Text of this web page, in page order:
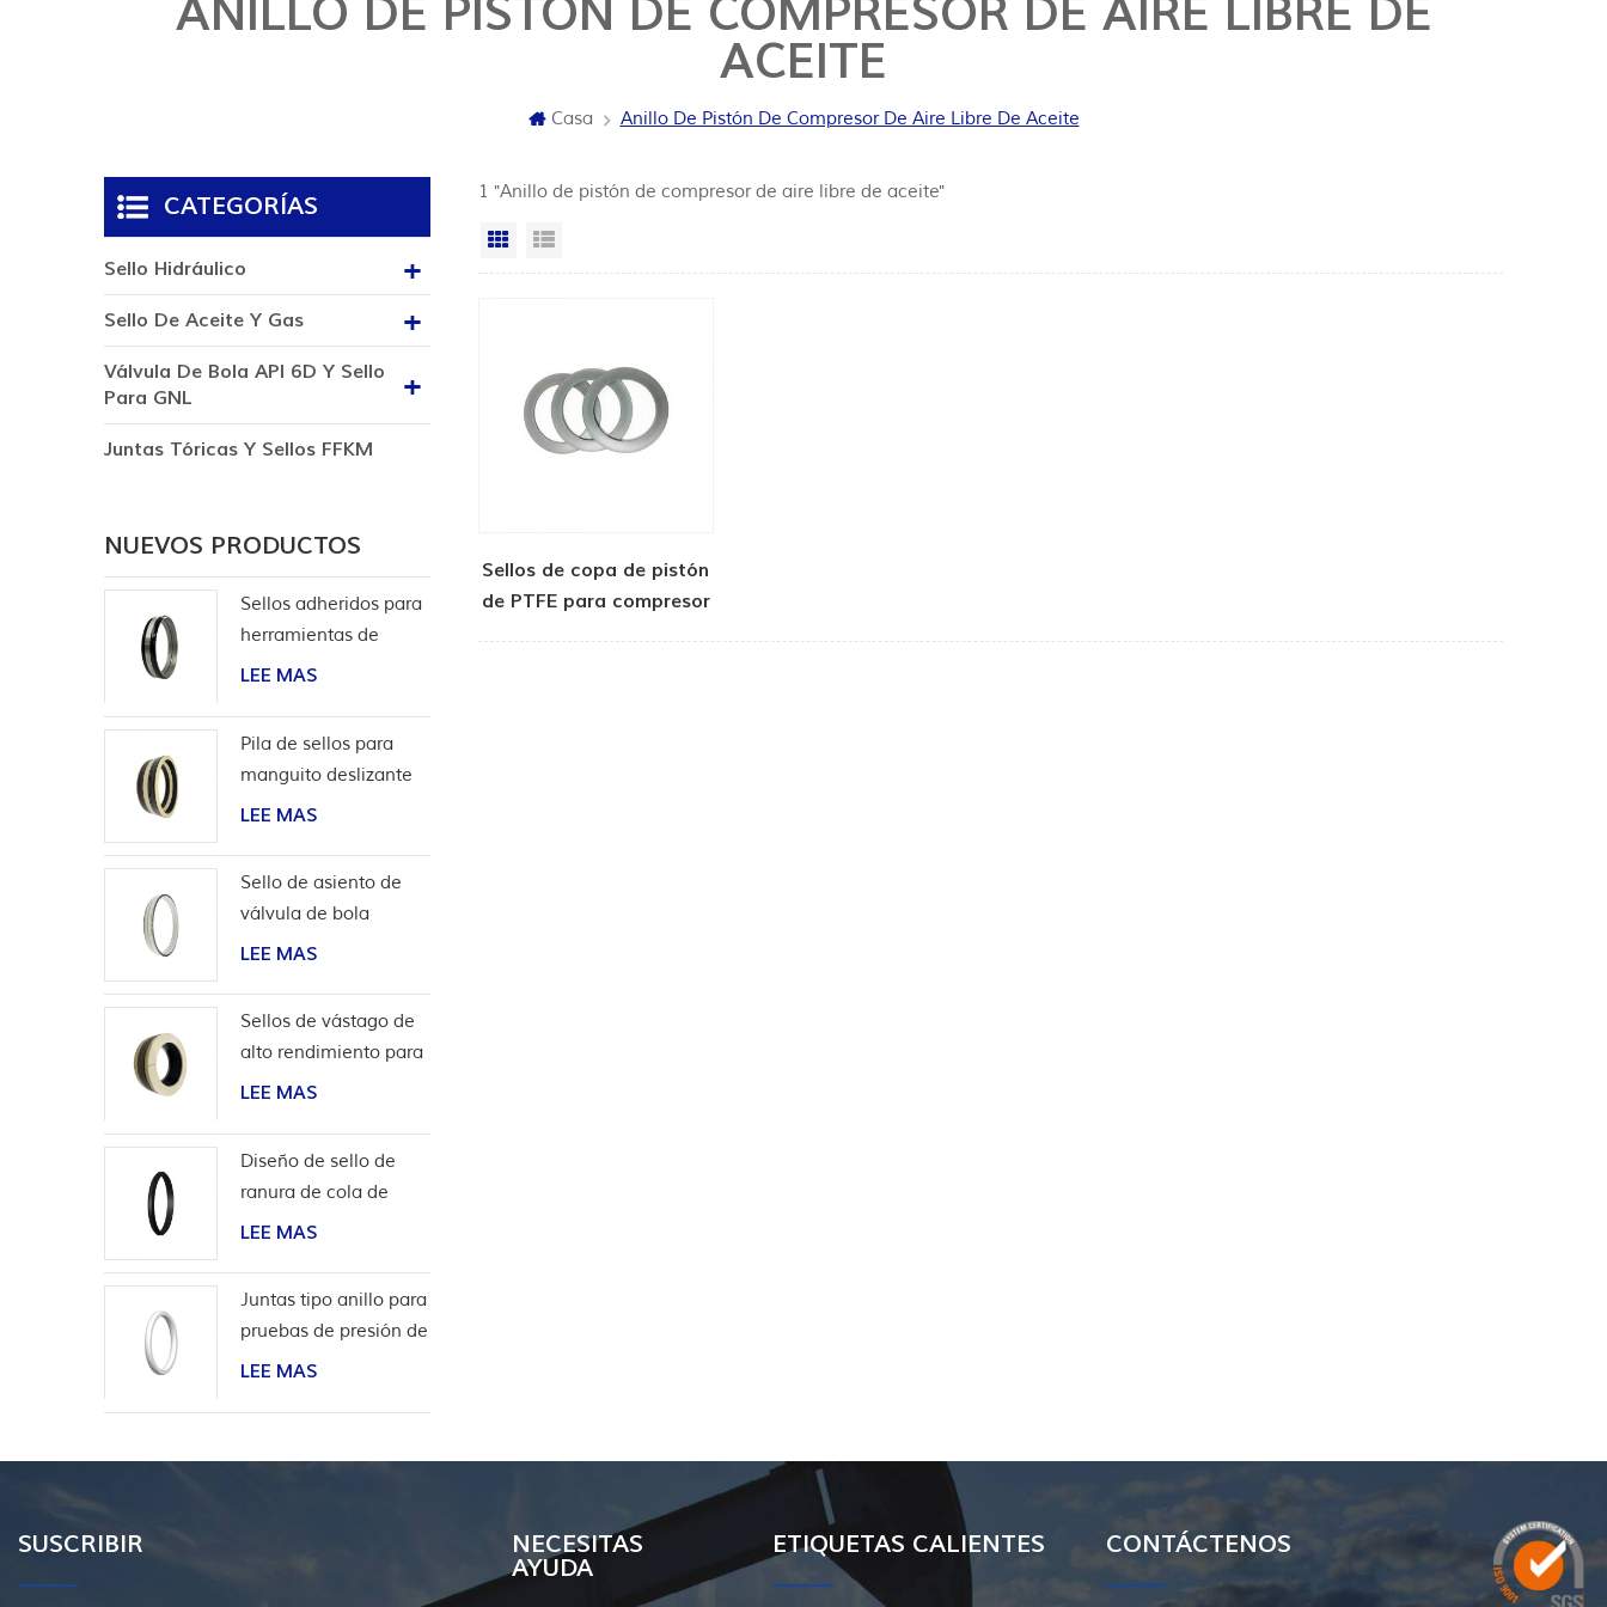
ANILLO DE PISTÓN DE COMPRESOR DE AIRE LIBRE DE
ACEITE
Casa Anillo De Pistón De Compresor De Aire Libre De Aceite
1 "Anillo de pistón de compresor de aire libre de aceite"
Vista en cuadrícula
Sellos de copa de pistón
de PTFE para compresor
CATEGORÍAS
Sello Hidráulico
Sello De Aceite Y Gas
Válvula De Bola API 6D Y Sello
Para GNL
Juntas Tóricas Y Sellos FFKM
NUEVOS PRODUCTOS
Sellos adheridos para
herramientas de
terminación
LEE MAS
Pila de sellos para
manguito deslizante
de herramientas de
LEE MAS
Sello de asiento de
válvula de bola
bidireccional de alta
LEE MAS
Sellos de vástago de
alto rendimiento para
aplicaciones de
LEE MAS
Diseño de sello de
ranura de cola de
milano para
LEE MAS
Juntas tipo anillo para
pruebas de presión de
válvulas
LEE MAS
SUSCRIBIR NECESITAS
AYUDA
ETIQUETAS CALIENTES CONTÁCTENOS